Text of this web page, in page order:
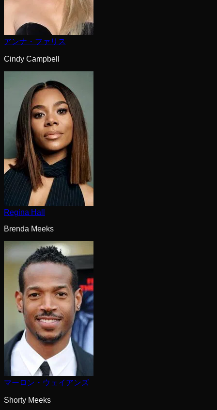
アンナ・ファリス
Cindy Campbell
Regina Hall
Brenda Meeks
マーロン・ウェイアンズ
Shorty Meeks